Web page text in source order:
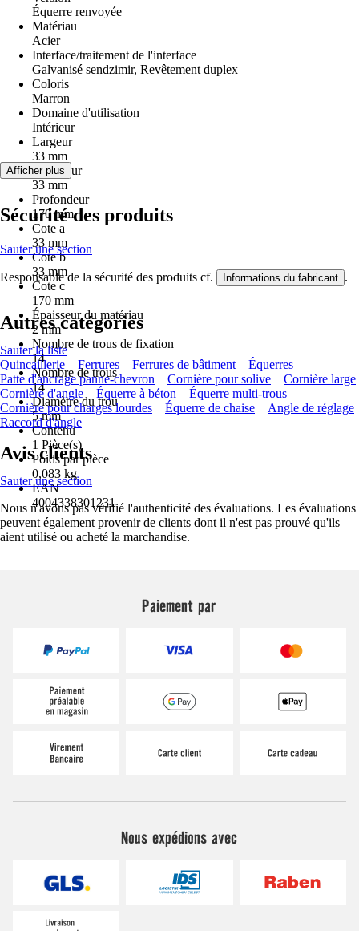
Équerre renvoyée
Matériau
Acier
Interface/traitement de l'interface
Galvanisé sendzimir, Revêtement duplex
Coloris
Marron
Domaine d'utilisation
Intérieur
Largeur
33 mm
Longueur
33 mm
Profondeur
170 mm
Cote a
33 mm
Cote b
33 mm
Cote c
170 mm
Épaisseur du matériau
2 mm
Nombre de trous de fixation
14
Nombre de trous
14
Diamètre du trou
5 mm
Contenu
1 Pièce(s)
Poids par pièce
0,083 kg
EAN
4004338301231
Afficher plus
Sécurité des produits
Sauter une section
Responsable de la sécurité des produits cf. Informations du fabricant .
Autres catégories
Sauter la liste
Quincaillerie
Ferrures Ferrures de bâtiment
Équerres
Patte d'ancrage panne-chevron
Cornière pour solive
Cornière large
Cornière d'angle
Équerre à béton
Équerre multi-trous
Cornière pour charges lourdes
Équerre de chaise
Angle de réglage
Raccord d'angle
Avis clients
Sauter une section
Nous n'avons pas vérifié l'authenticité des évaluations. Les évaluations
peuvent également provenir de clients dont il n'est pas prouvé qu'ils
aient utilisé ou acheté la marchandise.
Paiement par
Nous expédions avec